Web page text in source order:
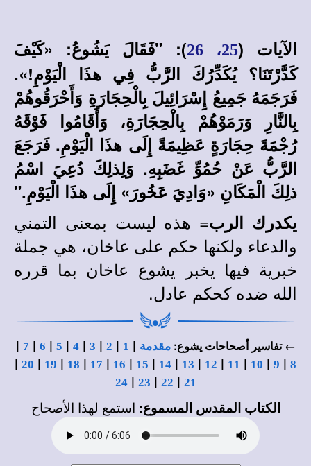
الآيات (25، 26
): "فَقَالَ يَشُوعُ: «كَيْفَ
كَدَّرْتَنَا؟ يُكَدِّرُكَ الرَّبُّ فِي هذَا الْيَوْمِ!».
فَرَجَمَهُ جَمِيعُ إِسْرَائِيلَ بِالْحِجَارَةِ وَأَحْرَقُوهُمْ
بِالنَّارِ وَرَمَوْهُمْ بِالْحِجَارَةِ، وَأَقَامُوا فَوْقَهُ
رُجْمَةَ حِجَارَةٍ عَظِيمَةً إِلَى هذَا الْيَوْمِ. فَرَجَعَ
الرَّبُّ عَنْ حُمُوِّ غَضَبِهِ. وَلِذلِكَ دُعِيَ اسْمُ
ذلِكَ الْمَكَانِ «وَادِيَ عَخُورَ» إِلَى هذَا الْيَوْمِ."
يكدرك الرب= هذه ليست بمعنى التمني
والدعاء ولكنها حكم على عاخان، هي جملة
خبرية فيها يخبر يشوع عاخان بما قرره
الله ضده كحكم عادل.
← تفاسير أصحاحات يشوع:مقدمة |
1
|
2
|
3
|
4
|
5
|
6
|
7
|
8
|
9
|
10
|
11
|
12
|
13
|
14
|
15
|
16
|
17
|
18
|
19
|
20
|
21
|
22
|
23
|
24
الكتاب المقدس المسموع: استمع لهذا الأصحاح